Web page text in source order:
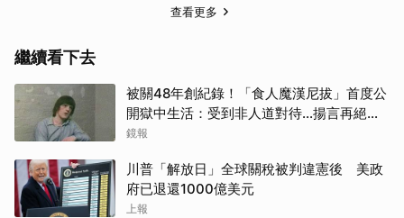
查看更多
繼續看下去
被關48年創紀錄！「食人魔漢尼拔」首度公
開獄中生活：受到非人道對待...揚言再絕食
抗議
鏡報
川普「解放日」全球關稅被判違憲後 美政
府已退還1000億美元
上報
取消